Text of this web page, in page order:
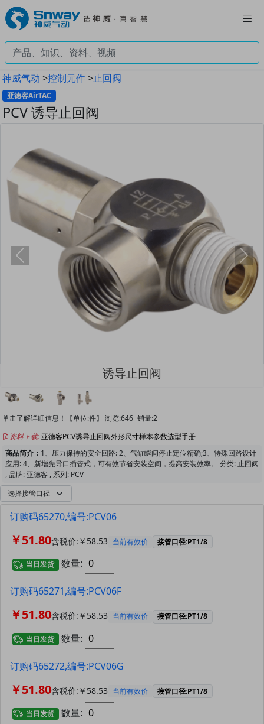
神威气动 >控制元件>止回阀
亚德客AirTAC
PCV 诱导止回阀
诱导止回阀
单击了解详细信息！【单位:件】 浏览:646 销量:2
资料下载: 亚德客PCV诱导止回阀外形尺寸样本参数选型手册
商品简介： 1、压力保持的安全回路: 2、气缸瞬间停止定位精确;3、特殊回路设计
应用: 4、新增先导口插管式，可有效节省安装空间，提高安装效率。 分类: 止回阀
, 品牌: 亚德客 , 系列: PCV
订购码65270,编号:PCV06
￥51.80含税价:￥58.53 当前有效价 接管口径:PT1/8
当日发货 数量:
订购码65271,编号:PCV06F
￥51.80含税价:￥58.53 当前有效价 接管口径:PT1/8
当日发货 数量:
订购码65272,编号:PCV06G
￥51.80含税价:￥58.53 当前有效价 接管口径:PT1/8
当日发货 数量: